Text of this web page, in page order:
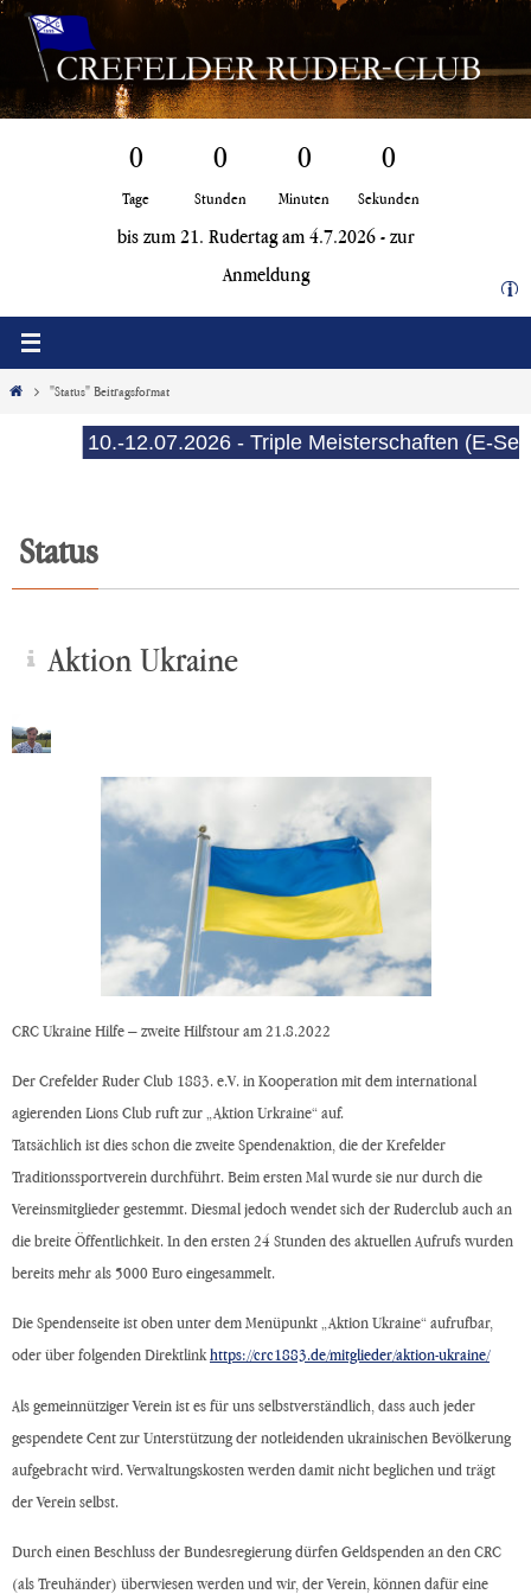
Zum
Inhalt
springen
0
Tage
0
Stunden
0
Minuten
0
Sekunden
bis zum 21. Rudertag am 4.7.2026 - zur
Anmeldung
i
Start "Status" Beitragsformat
10.-12.07.2026 - Triple Meisterschaften (E-See)
Status
Aktion Ukraine
CRC Ukraine Hilfe – zweite Hilfstour am 21.8.2022
Der Crefelder Ruder Club 1883. e.V. in Kooperation mit dem international
agierenden Lions Club ruft zur „Aktion Urkraine“ auf.
Tatsächlich ist dies schon die zweite Spendenaktion, die der Krefelder
Traditionssportverein durchführt. Beim ersten Mal wurde sie nur durch die
Vereinsmitglieder gestemmt. Diesmal jedoch wendet sich der Ruderclub auch an
die breite Öffentlichkeit. In den ersten 24 Stunden des aktuellen Aufrufs wurden
bereits mehr als 5000 Euro eingesammelt.
Die Spendenseite ist oben unter dem Menüpunkt „Aktion Ukraine“ aufrufbar,
oder über folgenden Direktlinkhttps://crc1883.de/mitglieder/aktion-ukraine/
Als gemeinnütziger Verein ist es für uns selbstverständlich, dass auch jeder
gespendete Cent zur Unterstützung der notleidenden ukrainischen Bevölkerung
aufgebracht wird. Verwaltungskosten werden damit nicht beglichen und trägt
der Verein selbst.
Durch einen Beschluss der Bundesregierung dürfen Geldspenden an den CRC
(als Treuhänder) überwiesen werden und wir, der Verein, können dafür eine